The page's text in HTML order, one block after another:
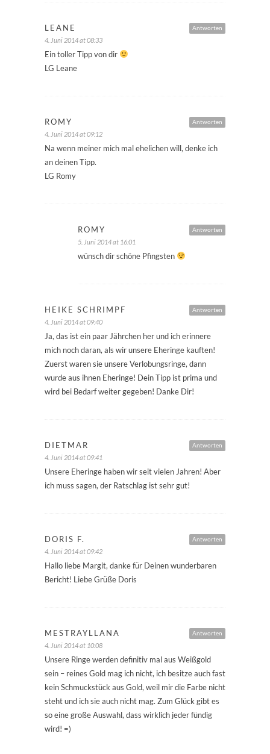
Antworten
LEANE
4. Juni 2014 at 08:33
Ein toller Tipp von dir
LG Leane
Antworten
ROMY
4. Juni 2014 at 09:12
Na wenn meiner mich mal ehelichen will, denke ich
an deinen Tipp.
LG Romy
Antworten
ROMY
5. Juni 2014 at 16:01
wünsch dir schöne Pfingsten
Antworten
HEIKE SCHRIMPF
4. Juni 2014 at 09:40
Ja, das ist ein paar Jährchen her und ich erinnere
mich noch daran, als wir unsere Eheringe kauften!
Zuerst waren sie unsere Verlobungsringe, dann
wurde aus ihnen Eheringe! Dein Tipp ist prima und
wird bei Bedarf weiter gegeben! Danke Dir!
Antworten
DIETMAR
4. Juni 2014 at 09:41
Unsere Eheringe haben wir seit vielen Jahren! Aber
ich muss sagen, der Ratschlag ist sehr gut!
Antworten
DORIS F.
4. Juni 2014 at 09:42
Hallo liebe Margit, danke für Deinen wunderbaren
Bericht! Liebe Grüße Doris
Antworten
MESTRAYLLANA
4. Juni 2014 at 10:08
Unsere Ringe werden definitiv mal aus Weißgold
sein – reines Gold mag ich nicht, ich besitze auch fast
kein Schmuckstück aus Gold, weil mir die Farbe nicht
steht und ich sie auch nicht mag. Zum Glück gibt es
so eine große Auswahl, dass wirklich jeder fündig
wird! =)